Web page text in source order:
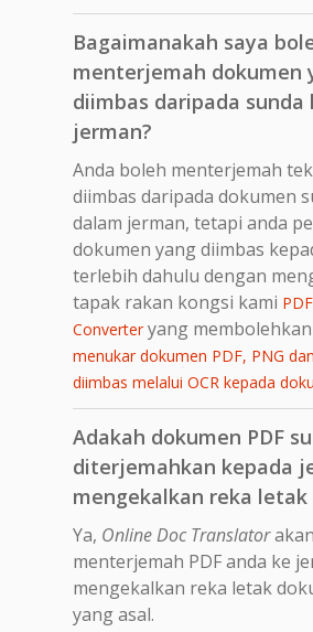
Bagaimanakah saya
menterjemah dokumen
diimbas daripada sunda
jerman?
Anda boleh menterjemah
diimbas daripada dokumen
dalam jerman, tetapi anda
dokumen yang diimbas
terlebih dahulu dengan
tapak rakan kongsi kami
Converteryang
menukar dokumen PDF, PNG
diimbas melalui OCR kepada
Adakah dokumen PDF
diterjemahkan kepada
mengekalkan reka letak
Ya, Online Doc Translatorakan
menterjemah PDF anda ke
mengekalkan reka letak
yang asal.